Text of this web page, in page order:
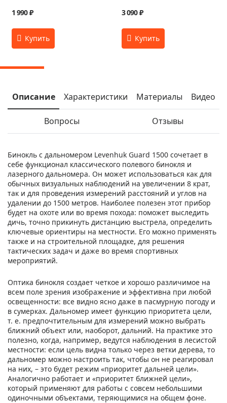
1 990 ₽ 3 090 ₽
Описание Характеристики Материалы Видео
Вопросы Отзывы
Бинокль с дальномером Levenhuk Guard 1500 сочетает в
себе функционал классического полевого бинокля и
лазерного дальномера. Он может использоваться как для
обычных визуальных наблюдений на увеличении 8 крат,
так и для проведения измерений расстояний и углов на
удалении до 1500 метров. Наиболее полезен этот прибор
будет на охоте или во время похода: поможет выследить
дичь, точно прикинуть дистанцию выстрела, определить
ключевые ориентиры на местности. Его можно применять
также и на строительной площадке, для решения
тактических задач и даже во время спортивных
мероприятий.
Оптика бинокля создает четкое и хорошо различимое на
всем поле зрения изображение и эффективна при любой
освещенности: все видно ясно даже в пасмурную погоду и
в сумерках. Дальномер имеет функцию приоритета цели,
т. е. предпочтительным для измерений можно выбрать
ближний объект или, наоборот, дальний. На практике это
полезно, когда, например, ведутся наблюдения в лесистой
местности: если цель видна только через ветки дерева, то
дальномер можно настроить так, чтобы он не реагировал
на них, – это будет режим «приоритет дальней цели».
Аналогично работает и «приоритет ближней цели»,
который применяют для работы с совсем небольшими
одиночными объектами, теряющимися на общем фоне.